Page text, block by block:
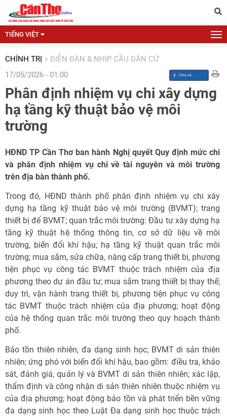
TIẾNG VIỆT
CHÍNH TRỊ > DIỄN ĐÀN & NHỊP CẦU DÂN CỬ
17/05/2026 - 01:00
Phân định nhiệm vụ chi xây dựng
hạ tầng kỹ thuật bảo vệ môi
trường
HĐND TP Cần Thơ ban hành Nghị quyết Quy định mức chi
và phân định nhiệm vụ chi về tài nguyên và môi trường
trên địa bàn thành phố.
Trong đó, HĐND thành phố phân định nhiệm vụ chi xây
dựng hạ tầng kỹ thuật bảo vệ môi trường (BVMT); trang
thiết bị để BVMT; quan trắc môi trường: Đầu tư xây dựng hạ
tầng kỹ thuật hệ thống thông tin, cơ sở dữ liệu về môi
trường, biến đổi khí hậu; hạ tầng kỹ thuật quan trắc môi
trường; mua sắm, sửa chữa, nâng cấp trang thiết bị, phương
tiện phục vụ công tác BVMT thuộc trách nhiệm của địa
phương theo dự án đầu tư; mua sắm trang thiết bị thay thế;
duy trì, vận hành trang thiết bị, phương tiện phục vụ công
tác BVMT thuộc trách nhiệm của địa phương; hoạt động
của hệ thống quan trắc môi trường theo quy hoạch thành
phố.
Bảo tồn thiên nhiên, đa dạng sinh học; BVMT di sản thiên
nhiên; ứng phó với biến đổi khí hậu, bao gồm: điều tra, khảo
sát, đánh giá, quản lý và BVMT di sản thiên nhiên; xác lập,
thẩm định và công nhận di sản thiên nhiên thuộc nhiệm vụ
của địa phương; hoạt động bảo tồn và phát triển bền vững
đa dạng sinh học theo Luật Đa dạng sinh học thuộc trách